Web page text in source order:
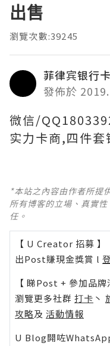
出售
瀏覽次數:39245
菲律宾银行
發佈於
微信/
实力卡商,四件
*本站之內容由作者所提
所有博客的立場、真實
任。
【 U Creator 招募 】
出Post賺現金獎賞 l
【 睇Post + 參加品牌
瀏覽更多社群 打卡 丶
攻略及 活動情報
U Blog開咗